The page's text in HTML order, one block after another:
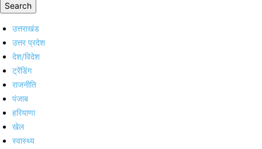
Search
उत्तराखंड
उत्तर प्रदेश
देश/विदेश
ट्रेंडिंग
राजनीति
पंजाब
हरियाणा
खेल
स्वास्थ्य